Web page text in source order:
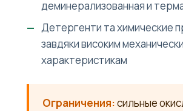
деминерализованная и
Детергенти та химические
завдяки високим
характеристикам
Ограничения:сильные